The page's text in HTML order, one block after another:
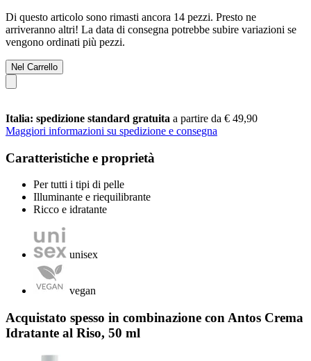
Di questo articolo sono rimasti ancora 14 pezzi. Presto ne
arriveranno altri! La data di consegna potrebbe subire variazioni se
vengono ordinati più pezzi.
Nel Carrello
Italia: spedizione standard gratuita a partire da € 49,90
Maggiori informazioni su spedizione e consegna
Caratteristiche e proprietà
Per tutti i tipi di pelle
Illuminante e riequilibrante
Ricco e idratante
unisex
vegan
Acquistato spesso in combinazione con Antos Crema
Idratante al Riso, 50 ml